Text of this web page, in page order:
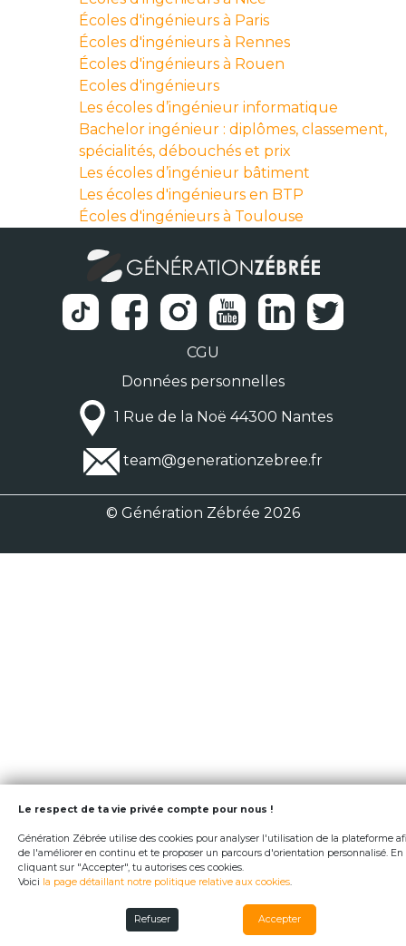
Écoles d'ingénieurs à Paris
Écoles d'ingénieurs à Rennes
Écoles d'ingénieurs à Rouen
Ecoles d'ingénieurs
Les écoles d’ingénieur informatique
Bachelor ingénieur : diplômes, classement,
spécialités, débouchés et prix
Les écoles d’ingénieur bâtiment
Les écoles d'ingénieurs en BTP
Écoles d'ingénieurs à Toulouse
CGU
Données personnelles
1 Rue de la Noë 44300 Nantes
team@generationzebree.fr
© Génération Zébrée 2026
Le respect de ta vie privée compte pour nous !
Génération Zébrée utilise des cookies pour analyser l'utilisation de la plateforme
de l'améliorer en continu et te proposer un parcours d'orientation personnalisé. En
cliquant sur "Accepter", tu autorises ces cookies.
Voici la page détaillant notre politique relative aux cookies.
Refuser Accepter